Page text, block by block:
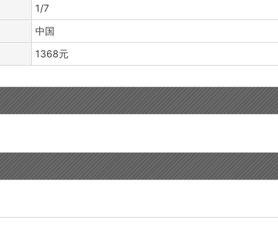
1/7
中国
1368元